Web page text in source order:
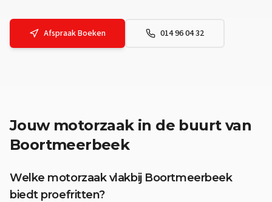
Afspraak Boeken 014 96 04 32
Jouw motorzaakin de buurt van
Boortmeerbeek
Welke motorzaak vlakbij Boortmeerbeek
biedt proefritten?